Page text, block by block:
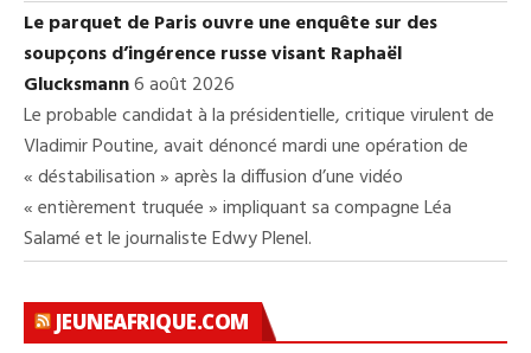
Le parquet de Paris ouvre une enquête sur des
soupçons d’ingérence russe visant Raphaël
Glucksmann6 août 2026
Le probable candidat à la présidentielle, critique virulent de
Vladimir Poutine, avait dénoncé mardi une opération de
« déstabilisation » après la diffusion d’une vidéo
« entièrement truquée » impliquant sa compagne Léa
Salamé et le journaliste Edwy Plenel.
JEUNEAFRIQUE.COM